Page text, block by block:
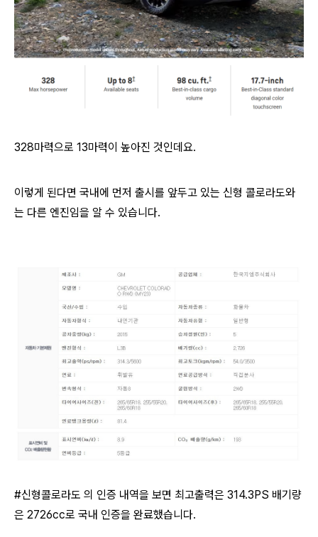
328마력으로 13마력이 높아진 것인데요.
이렇게 된다면 국내에 먼저 출시를 앞두고 있는 신형 콜로라도와
는 다른 엔진임을 알 수 있습니다.
#신형콜로라도 의 인증 내역을 보면 최고출력은 314.3PS 배기량
은 2726cc로 국내 인증을 완료했습니다.